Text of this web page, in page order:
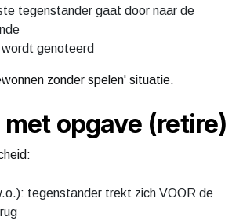
tegenstander gaat door naar de
genoteerd
zonder spelen' situatie.
opgave (retire)
tegenstander trekt zich VOOR de